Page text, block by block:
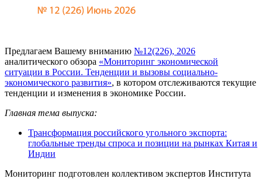
Предлагаем Вашему вниманию №12(226), 2026
аналитического обзора «Мониторинг экономической
ситуации в России. Тенденции и вызовы социально-
экономического развития», в котором отслеживаются текущие
тенденции и изменения в экономике России.
Главная тема выпуска:
Трансформация российского угольного экспорта:
глобальные тренды спроса и позиции на рынках Китая и
Индии
Мониторинг подготовлен коллективом экспертов Института